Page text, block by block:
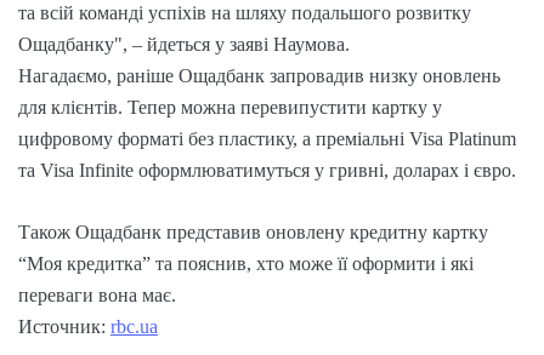
та всій команді успіхів на шляху подальшого розвитку
Ощадбанку", – йдеться у заяві Наумова.
Нагадаємо, раніше Ощадбанк запровадив низку оновлень
для клієнтів. Тепер можна перевипустити картку у
цифровому форматі без пластику, а преміальні Visa Platinum
та Visa Infinite оформлюватимуться у гривні, доларах і євро.
Також Ощадбанк представив оновлену кредитну картку
“Моя кредитка” та пояснив, хто може її оформити і які
переваги вона має.
Источник: rbc.ua